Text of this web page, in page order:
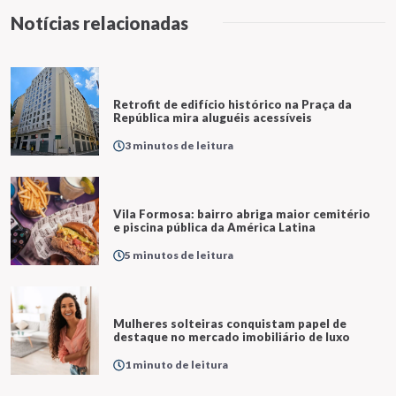
Notícias relacionadas
Retrofit de edifício histórico na Praça da
República mira aluguéis acessíveis
3 minutos de leitura
Vila Formosa: bairro abriga maior cemitério
e piscina pública da América Latina
5 minutos de leitura
Mulheres solteiras conquistam papel de
destaque no mercado imobiliário de luxo
1 minuto de leitura